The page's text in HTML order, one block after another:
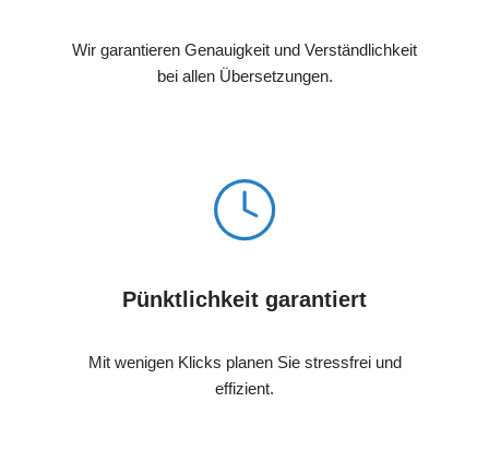
Wir garantieren Genauigkeit und Verständlichkeit
bei allen Übersetzungen.
Pünktlichkeit garantiert
Mit wenigen Klicks planen Sie stressfrei und
effizient.